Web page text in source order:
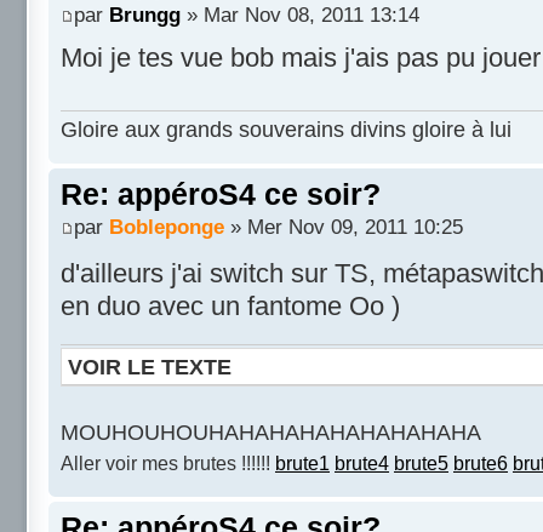
par Brungg » Mar Nov 08, 2011 13:14
Moi je tes vue bob mais j'ais pas pu
Gloire aux grands souverains divins gloire à lui
Re: appéroS4 ce soir?
par Bobleponge » Mer Nov 09, 2011 10:25
d'ailleurs j'ai switch sur TS,
en duo avec un fantome Oo )
VOIR LE TEXTE
MOUHOUHOUHAHAHAHAHAHAHAHAHA
Aller voir mes brutes !!!!!! brute1 brute4 brute5 brute6